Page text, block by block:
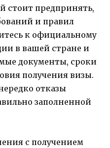
стоит предпринять,
и правил
к официальному
в вашей стране и
документы, сроки
получения визы.
отказы
заполненной
с получением